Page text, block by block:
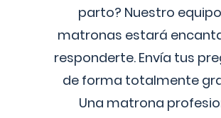
parto? Nuestro
matronas estará
responderte. Envía tus
de forma totalmente
Una matrona